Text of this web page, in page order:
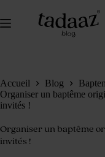
contenu
Accueil Blog
Organiser un baptême
invités !
Organiser un baptême
invités !